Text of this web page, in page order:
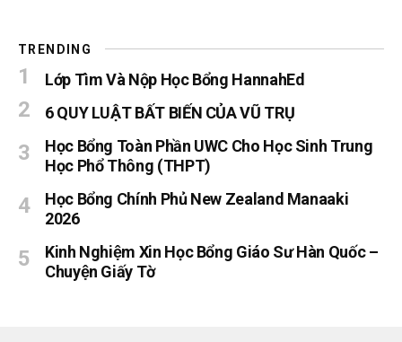
TRENDING
Lớp Tìm Và Nộp Học Bổng HannahEd
6 QUY LUẬT BẤT BIẾN CỦA VŨ TRỤ
Học Bổng Toàn Phần UWC Cho Học Sinh Trung
Học Phổ Thông (THPT)
Học Bổng Chính Phủ New Zealand Manaaki
2026
Kinh Nghiệm Xin Học Bổng Giáo Sư Hàn Quốc –
Chuyện Giấy Tờ